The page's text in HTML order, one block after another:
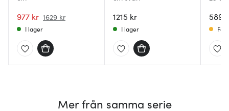
977 kr 1629 kr
I lager
1215 kr
I lager
589
Få
Mer från samma serie